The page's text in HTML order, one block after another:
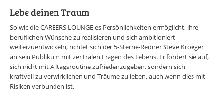
Lebe deinen Traum
So wie die CAREERS LOUNGE es Persönlichkeiten ermöglicht, ihre
beruflichen Wünsche zu realisieren und sich ambitioniert
weiterzuentwickeln, richtet sich der 5-Sterne-Redner Steve Kroeger
an sein Publikum mit zentralen Fragen des Lebens. Er fordert sie auf,
sich nicht mit Alltagsroutine zufriedenzugeben, sondern sich
kraftvoll zu verwirklichen und Träume zu leben, auch wenn dies mit
Risiken verbunden ist.